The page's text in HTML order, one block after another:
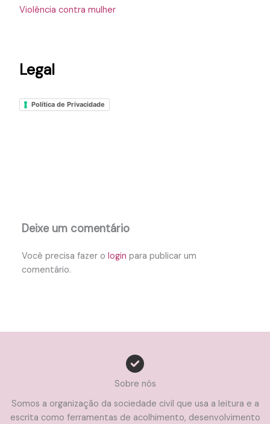
Violência contra mulher
Legal
Política de Privacidade
Deixe um comentário
Você precisa fazer ologin para publicar um
comentário.
Sobre nós
Somos a organização da sociedade civil que usa a leitura e a
escrita como ferramentas de acolhimento, desenvolvimento